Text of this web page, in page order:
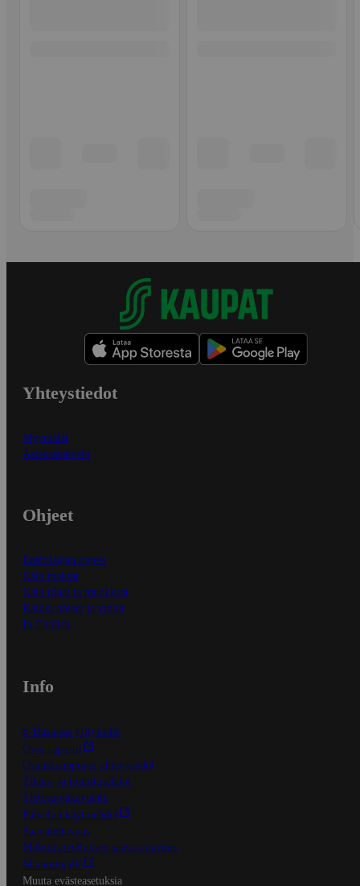
Yhteystiedot
Myymälät
Asiakaspalvelu
Ohjeet
Ensitilaajan ohjeet
Näin maksat
Näin tilaat ja muokkaat
Kaikki ohjeet ja vinkit
In English
Info
S-Business yrityksille
Oiva-raportit
Osuuskauppojen yhteystiedot
Tilaus- ja toimitusehdot
Tietosuojakäytäntö
Palvelun käyttöehdot
Saavutettavuus
Mobiilisovelluksen saavutettavuus
Mainostajalle
Muuta evästeasetuksia